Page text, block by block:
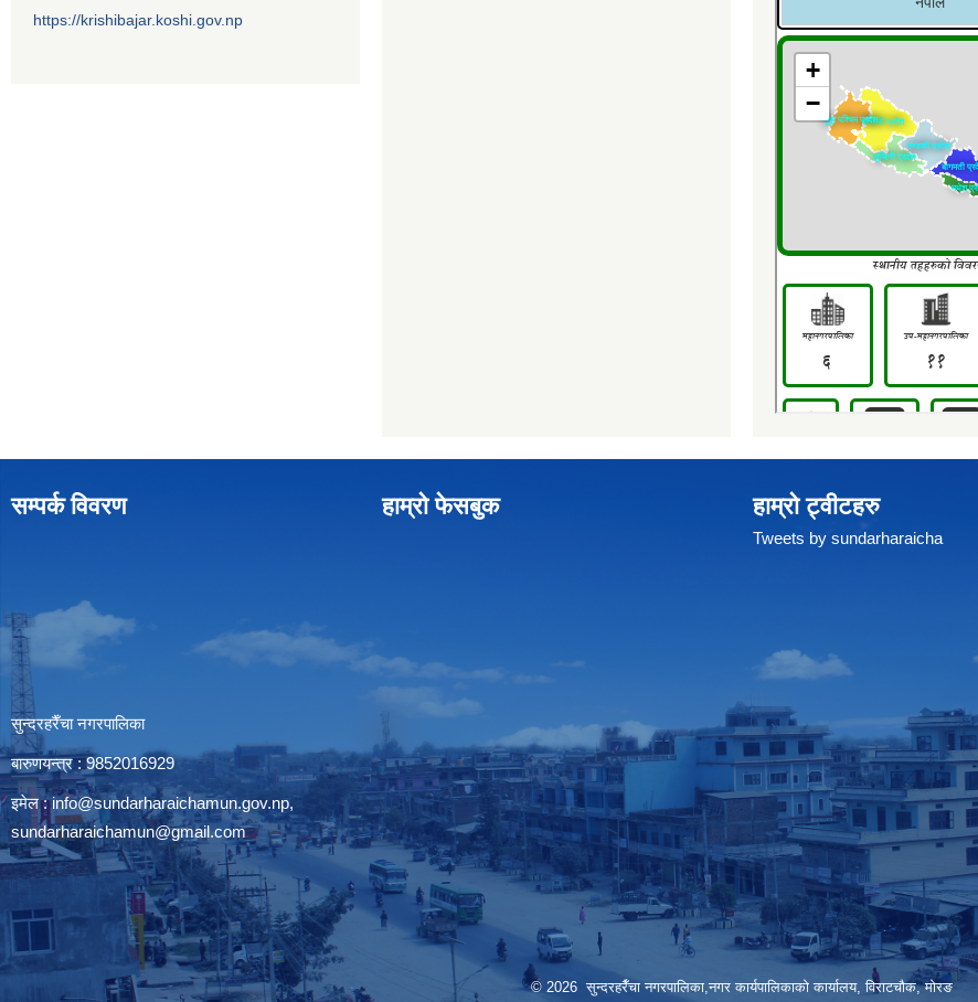
https://krishibajar.koshi.gov.np
सम्पर्क विवरण
सुन्दरहरैँचा नगरपालिका
बारुणयन्त्र : 9852016929
इमेल :info@sundarharaichamun.gov.np,
sundarharaichamun@gmail.com
हाम्रो फेसबुक हाम्रो ट्वीटहरु
Tweets by sundarharaicha
© 2026 सुन्दरहरैँचा नगरपालिका,नगर कार्यपालिकाको कार्यालय, विराटचौक, मोरङ